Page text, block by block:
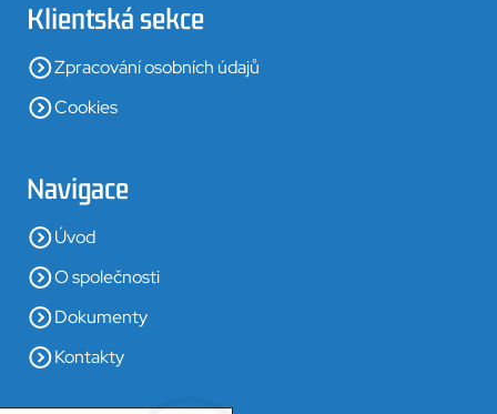
Klientská sekce
Zpracování osobních údajů
Cookies
Navigace
Úvod
O společnosti
Dokumenty
Kontakty